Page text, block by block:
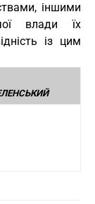
іншими
влади їх
із цим